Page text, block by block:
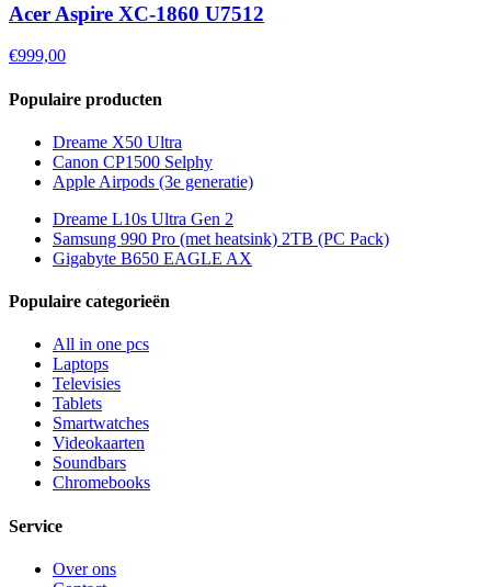
Acer Aspire XC-1860 U7512
€999,00
Populaire producten
Dreame X50 Ultra
Canon CP1500 Selphy
Apple Airpods (3e generatie)
Dreame L10s Ultra Gen 2
Samsung 990 Pro (met heatsink) 2TB (PC Pack)
Gigabyte B650 EAGLE AX
Populaire categorieën
All in one pcs
Laptops
Televisies
Tablets
Smartwatches
Videokaarten
Soundbars
Chromebooks
Service
Over ons